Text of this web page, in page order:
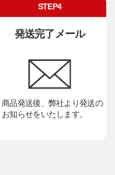
STEP4
発送完了メール
商品発送後、弊社より発送の
お知らせをいたします。